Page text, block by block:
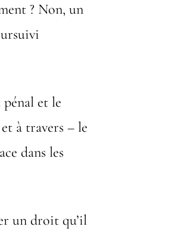
? Non, un
et le
à travers – le
dans les
un droit qu’il